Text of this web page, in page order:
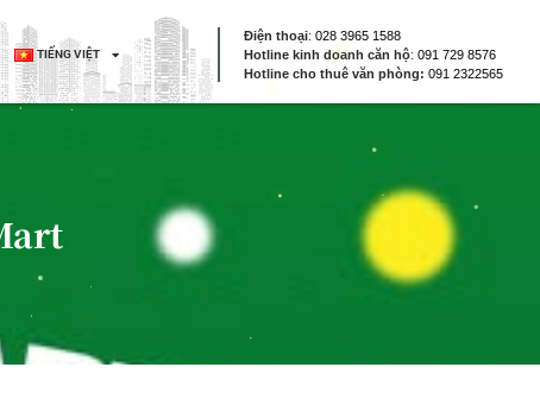
TIẾNG VIỆT
Điện thoại:028 3965 1588
Hotline kinh doanh căn hộ:091 729 8576
Hotline cho thuê văn phòng: 091 2322565